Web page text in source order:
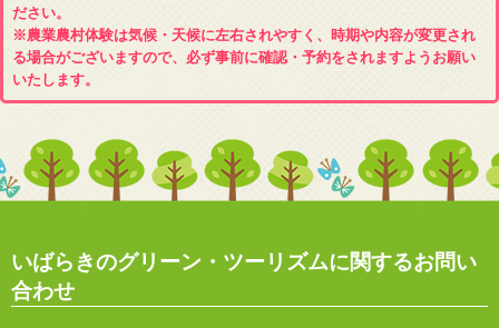
ださい。
※農業農村体験は気候・天候に左右されやすく、時期や内容が変更され
る場合がございますので、必ず事前に確認・予約をされますようお願い
いたします。
いばらきのグリーン・ツーリズムに関するお問い
合わせ